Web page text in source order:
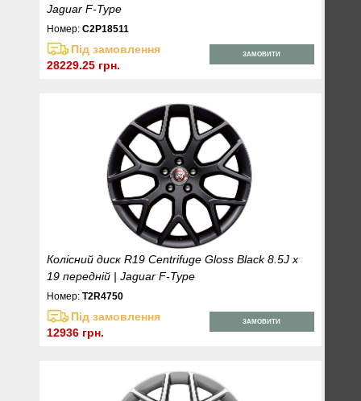
Jaguar F-Type
Номер:C2P18511
Під замовлення
28229.25 грн.
ЗАМОВИТИ
Колісний диск R19 Centrifuge Gloss Black 8.5J x
19 передній | Jaguar F-Type
Номер:T2R4750
Під замовлення
12936 грн.
ЗАМОВИТИ